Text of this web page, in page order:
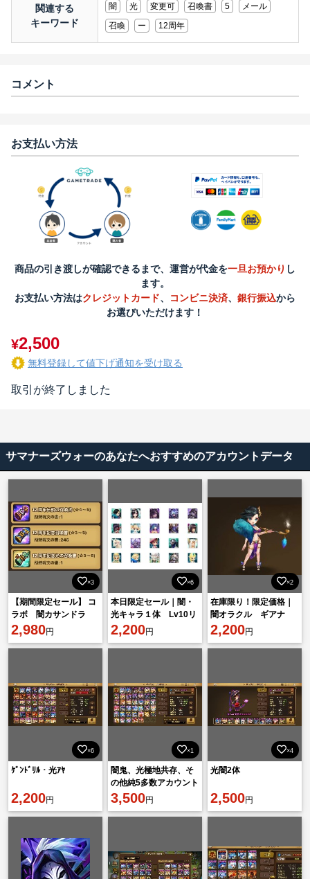
関連する
キーワード
闇 光 変更可 召喚書 5
メール
召喚
ー 12周年
コメント
お支払い方法
商品の引き渡しが確認できるまで、運営が代金を一旦お預かり し
ます。
お支払い方法はクレジットカード、 コンビニ決済、 銀行振込から
お選びいただけます！
¥2,500
無料登録して値下げ通知を受け取る
取引が終了しました
サマナーズウォーのあなたへおすすめのアカウントデータ
×3
【期間限定セール】 コ
ラボ 闇カサンドラ
テシャール ノラ 召
喚書多数
2,980円
×6
本日限定セール｜闇・
光キャラ１体 Lv10リ
セマラ｜日本サーバー
2,200円
×2
在庫限り！限定価格｜
闇オラクル ギアナ
Lv10リセマラ【日本サ
ーバー】
2,200円
×6
ｹﾞﾝﾄﾞﾘﾙ・光ｱﾔ
2,200円
×1
闇鬼、光極地共存、そ
の他純5多数アカウント
3,500円
×4
光闇2体
2,500円